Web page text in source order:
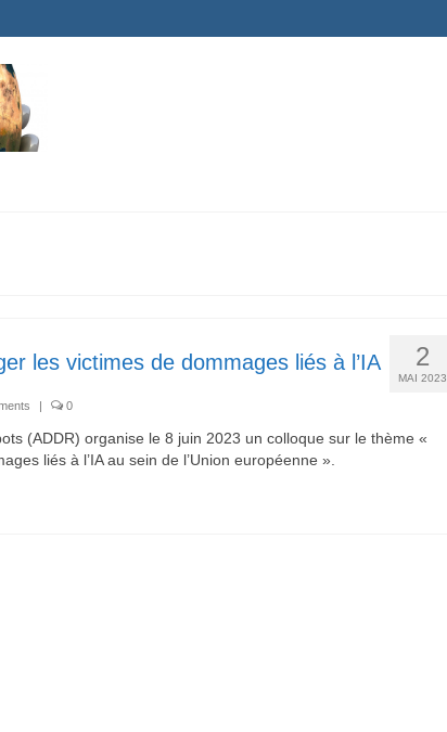
2
MAI 2023
les victimes de dommages liés à l’IA
0
(ADDR) organise le 8 juin 2023 un colloque sur le thème «
liés à l’IA au sein de l’Union européenne ».